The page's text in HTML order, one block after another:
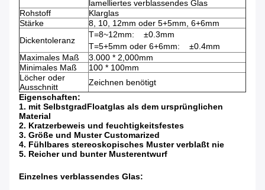
lamelliertes verblassendes Glas
Rohstoff
Klarglas
Stärke
8, 10, 12mm oder 5+5mm, 6+6mm
Dickentoleranz
T=8~12mm: ±0.3mm
T=5+5mm oder 6+6mm: ±0.4mm
Maximales Maß
3.000 * 2,000mm
Minimales Maß
100 * 100mm
Löcher oder
Ausschnitt
Zeichnen benötigt
Eigenschaften:
1. mit SelbstgradFloatglas als dem ursprünglichen
Material
2. Kratzerbeweis und feuchtigkeitsfestes
3. Größe und Muster Customarized
4. Fühlbares stereoskopisches Muster verblaßt nie
5. Reicher und bunter Musterentwurf
Einzelnes verblassendes Glas: